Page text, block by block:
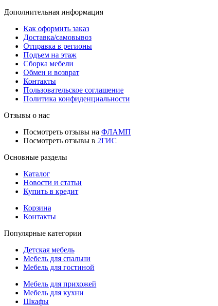
Дополнительная информация
Как оформить заказ
Доставка/самовывоз
Отправка в регионы
Подъем на этаж
Сборка мебели
Обмен и возврат
Контакты
Пользовательское соглашение
Политика конфиденциальности
Отзывы о нас
Посмотреть отзывы на ФЛАМП
Посмотреть отзывы в 2ГИС
Основные разделы
Каталог
Новости и статьи
Купить в кредит
Корзина
Контакты
Популярные категории
Детская мебель
Мебель для спальни
Мебель для гостиной
Мебель для прихожей
Мебель для кухни
Шкафы